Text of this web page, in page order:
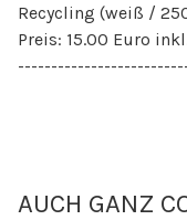
Recycling (weiß /
Preis: 15.00 Euro
AUCH GANZ